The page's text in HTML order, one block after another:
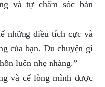
và tự chăm sóc bản
những điều tích cực và
của bạn. Dù chuyện gì
luôn nhẹ nhàng.”
và để lòng mình được